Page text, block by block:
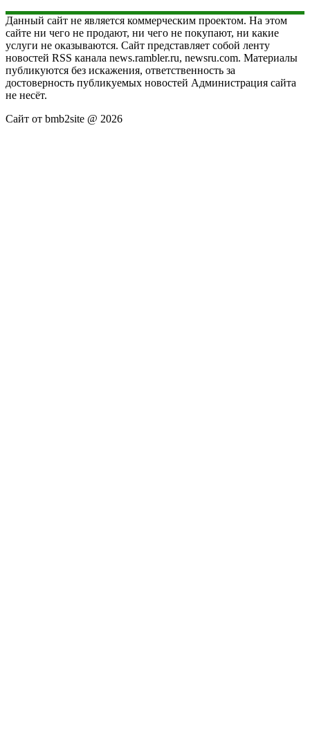
Данный сайт не является коммерческим проектом. На этом
сайте ни чего не продают, ни чего не покупают, ни какие
услуги не оказываются. Сайт представляет собой ленту
новостей RSS канала news.rambler.ru, newsru.com. Материалы
публикуются без искажения, ответственность за
достоверность публикуемых новостей Администрация сайта
не несёт.
Сайт от bmb2site @ 2026